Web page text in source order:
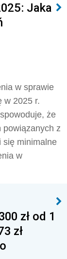
Jaka
w sprawie
w 2025 r.
że
powiązanych z
się minimalne
w
zł od 1
zł